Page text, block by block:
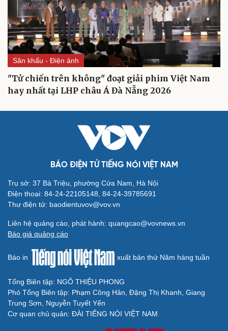
Sân khấu - Điện ảnh
"Tử chiến trên không" đoạt giải phim Việt Nam
hay nhất tại LHP châu Á Đà Nẵng 2026
BÁO ĐIỆN TỬ TIẾNG NÓI VIỆT NAM
Trụ sở: 37 Bà Triệu, phường Cửa Nam, Hà Nội
Điện thoại: 84-24-22105148, 84-24-39785691
Thư điện tử: baodientuvov@vov.vn
Liên hệ quảng cáo, phát hành: quangcao@vovnews.vn
Báo giá quảng cáo
Báo in xuất bản thứ Năm hàng tuần
Tổng Biên tập: NGÔ THIỆU PHONG
Phó Tổng Biên tập: Phạm Công Hân, Đặng Thị Khanh, Giang
Trung Sơn, Nguyễn Tuyết Yến
Cơ quan chủ quản: ĐÀI TIẾNG NÓI VIỆT NAM